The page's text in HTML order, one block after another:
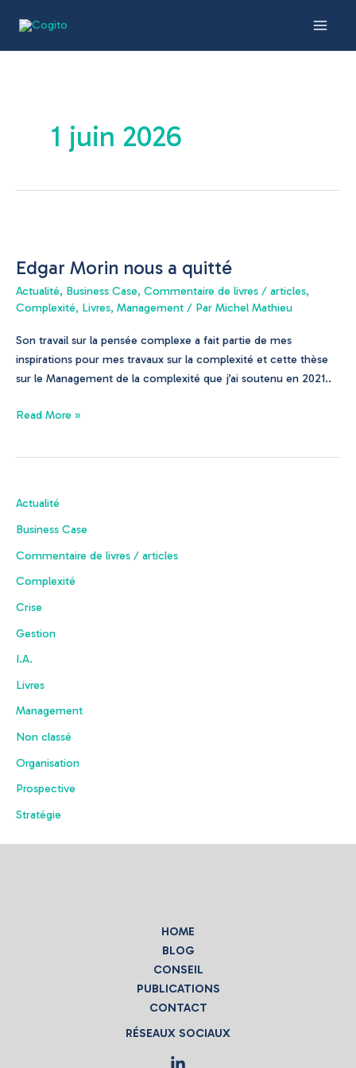
Main
Menu
1 juin 2026
Edgar Morin nous a quitté
Actualité, Business Case, Commentaire de livres / articles,
Complexité, Livres, Management / Par Michel Mathieu
Son travail sur la pensée complexe a fait partie de mes
inspirations pour mes travaux sur la complexité et cette thèse
sur le Management de la complexité que j’ai soutenu en 2021..
nous
a
quitté
Read More »
Actualité
Business Case
Commentaire de livres / articles
Complexité
Crise
Gestion
I.A.
Livres
Management
Non classé
Organisation
Prospective
Stratégie
HOME
BLOG
CONSEIL
PUBLICATIONS
CONTACT
RÉSEAUX SOCIAUX